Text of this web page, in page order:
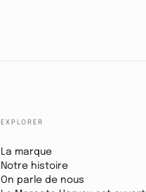
EXPLORER
La marque
Notre histoire
On parle de nous